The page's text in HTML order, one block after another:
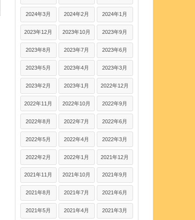
2024年3月 2024年2月 2024年1月
2023年12月 2023年10月 2023年9月
2023年8月 2023年7月 2023年6月
2023年5月 2023年4月 2023年3月
2023年2月 2023年1月 2022年12月
2022年11月 2022年10月 2022年9月
2022年8月 2022年7月 2022年6月
2022年5月 2022年4月 2022年3月
2022年2月 2022年1月 2021年12月
2021年11月 2021年10月 2021年9月
2021年8月 2021年7月 2021年6月
2021年5月 2021年4月 2021年3月